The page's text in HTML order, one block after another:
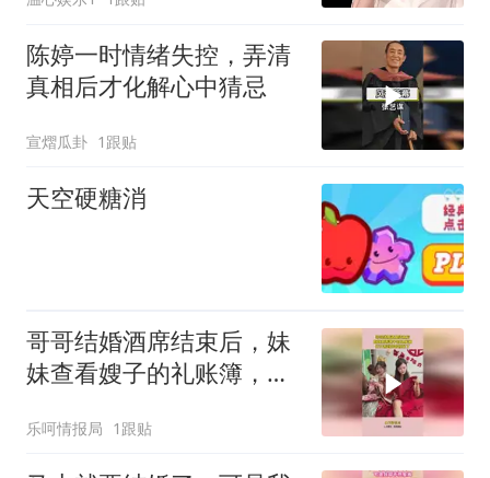
陈婷一时情绪失控，弄清
真相后才化解心中猜忌
宣熠瓜卦 1跟贴
天空硬糖消
哥哥结婚酒席结束后，妹
妹查看嫂子的礼账簿，打
乐呵情报局 1跟贴